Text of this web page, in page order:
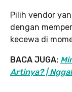
Pilih vendor
dengan
kecewa di
BACA JUGA:
Artinya? |